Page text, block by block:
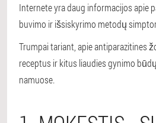
Internete yra daug informacijos apie
buvimo ir išsiskyrimo metodų
Trumpai tariant, apie antiparazitines
receptus ir kitus liaudies gynimo
namuose.